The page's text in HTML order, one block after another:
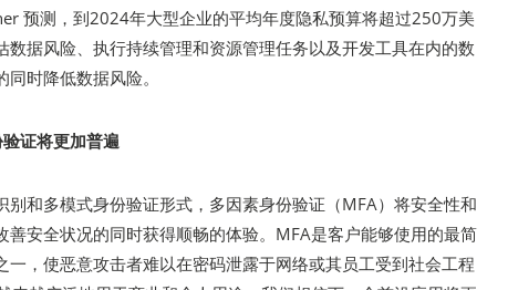
预测，到2024年大型企业的平均年度隐私预算将超过250万美
数据风险、执行持续管理和资源管理任务以及开发工具在内的数
时降低数据风险。
证将更加普遍
别和多模式身份验证形式，多因素身份验证（MFA）将安全性和
善安全状况的同时获得顺畅的体验。MFA是客户能够使用的最简
一，使恶意攻击者难以在密码泄露于网络或其员工受到社会工程